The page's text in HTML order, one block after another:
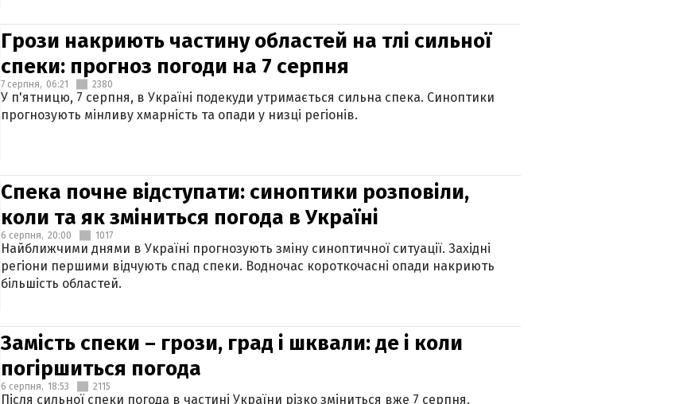
Грози накриють частину областей на тлі сильної
спеки: прогноз погоди на 7 серпня
7 серпня, 06:21 2380
У п'ятницю, 7 серпня, в Україні подекуди утримається сильна спека. Синоптики
прогнозують мінливу хмарність та опади у низці регіонів.
Спека почне відступати: синоптики розповіли,
коли та як зміниться погода в Україні
6 серпня, 20:00 1017
Найближчими днями в Україні прогнозують зміну синоптичної ситуації. Західні
регіони першими відчують спад спеки. Водночас короткочасні опади накриють
більшість областей.
Замість спеки – грози, град і шквали: де і коли
погіршиться погода
6 серпня, 18:53 2115
Після сильної спеки погода в частині України різко зміниться вже 7 серпня.